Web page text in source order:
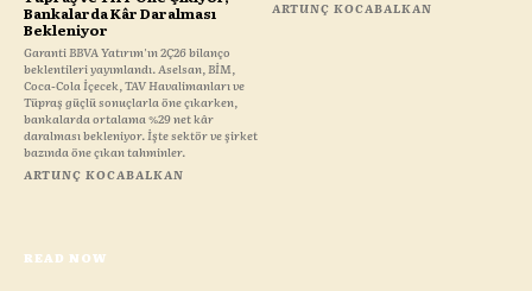
Bankalarda Kâr Daralması
Bekleniyor
Garanti BBVA Yatırım'ın 2Ç26 bilanço
beklentileri yayımlandı. Aselsan, BİM,
Coca-Cola İçecek, TAV Havalimanları ve
Tüpraş güçlü sonuçlarla öne çıkarken,
bankalarda ortalama %29 net kâr
daralması bekleniyor. İşte sektör ve şirket
bazında öne çıkan tahminler.
ARTUNÇ KOCABALKAN
ARTUNÇ KOCABALKAN
READ NOW